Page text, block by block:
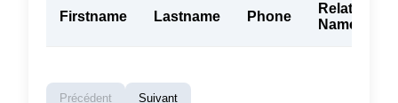
Firstname Lastname Phone
Related
Name
Précédent Suivant